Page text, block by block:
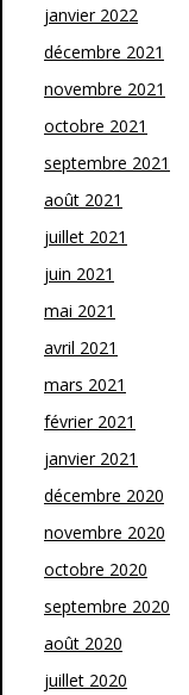
janvier 2022
décembre 2021
novembre 2021
octobre 2021
septembre 2021
août 2021
juillet 2021
juin 2021
mai 2021
avril 2021
mars 2021
février 2021
janvier 2021
décembre 2020
novembre 2020
octobre 2020
septembre 2020
août 2020
juillet 2020